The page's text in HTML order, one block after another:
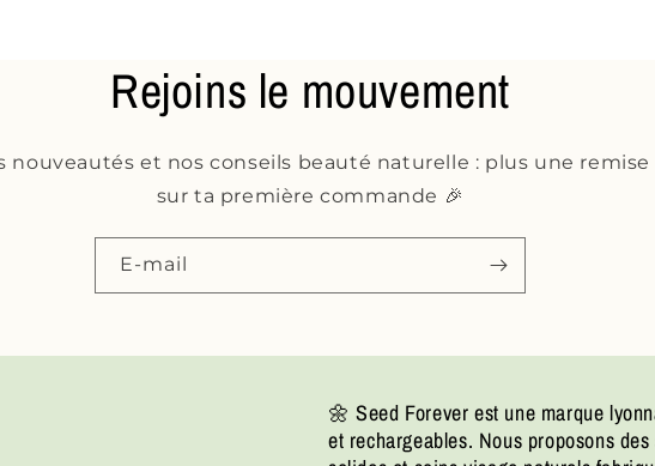
Rejoins le mouvement
nouveautés et nos conseils beauté naturelle : plus une remise
sur ta première commande 🎉
E-mail
🌼 Seed Forever est une marque
et rechargeables. Nous proposons